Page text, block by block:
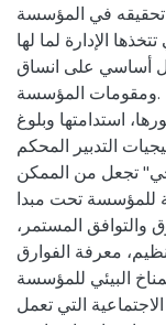
تحقيقه في المؤسسة
الإدارة لما لها
أساسي على انساق
ومقومات المؤسسة.
استدامتها وبلوغ
التدبير المحكم
تجعل من الممكن
للمؤسسة تحت مبدا
والتوافق المستمر،
معرفة الفوارق
البيئي للمؤسسة.
التي تعمل